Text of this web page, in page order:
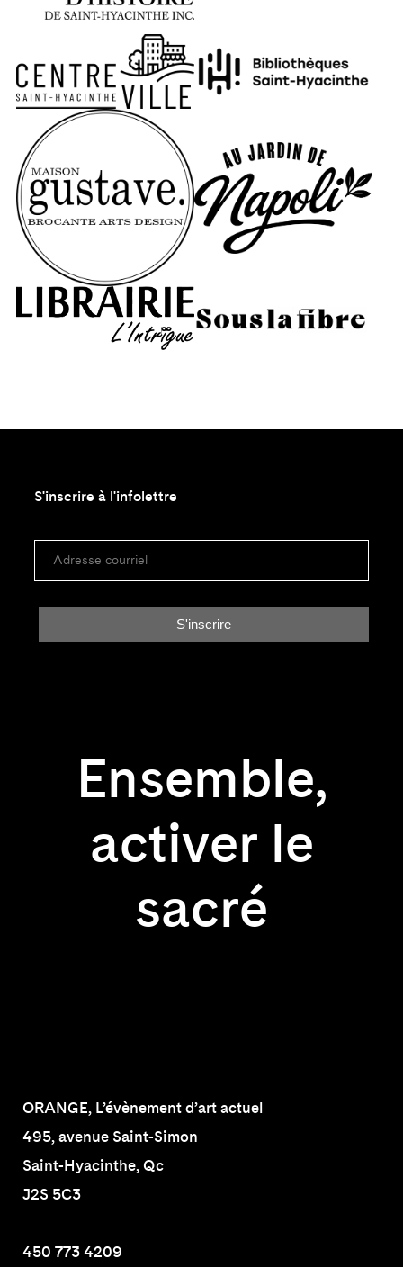
Ensemble,
activer le
sacré
ORANGE, L’évènement d’art actuel
495, avenue Saint-Simon
Saint-Hyacinthe, Qc
J2S 5C3
450 773 4209
S'inscrire à l'infolettre